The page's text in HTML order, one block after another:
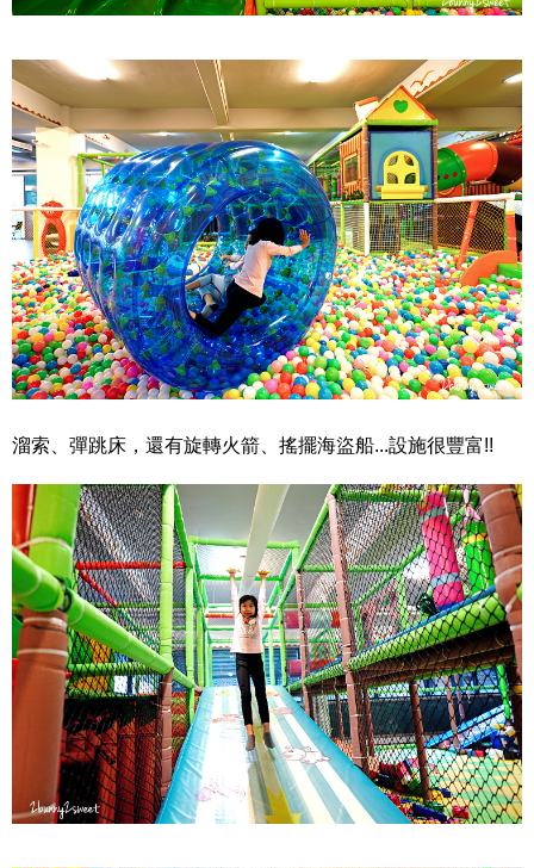
溜索、彈跳床，還有旋轉火箭、搖擺海盜船...設施很豐富!!